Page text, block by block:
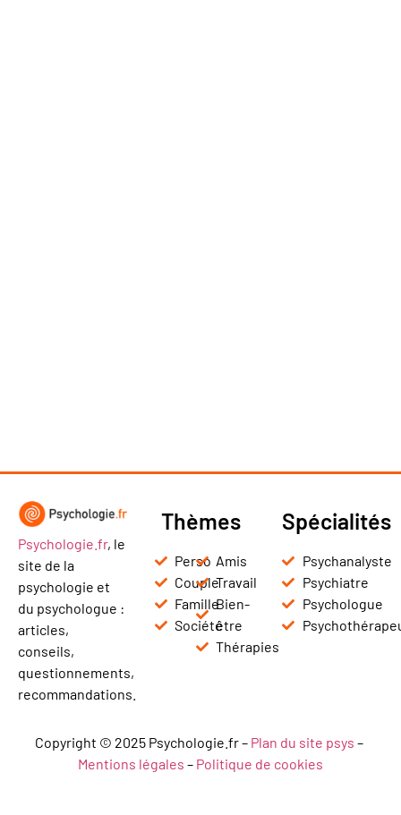
Psychologie.fr, le
site de la
psychologie et
du psychologue :
articles,
conseils,
questionnements,
recommandations.
Thèmes
Perso
Couple
Famille
Société
Amis
Travail
Bien-
être
Thérapies
Spécialités
Psychanalyste
Psychiatre
Psychologue
Copyright © 2025 Psychologie.fr – Plan du site psys –
Mentions légales – Politique de cookies